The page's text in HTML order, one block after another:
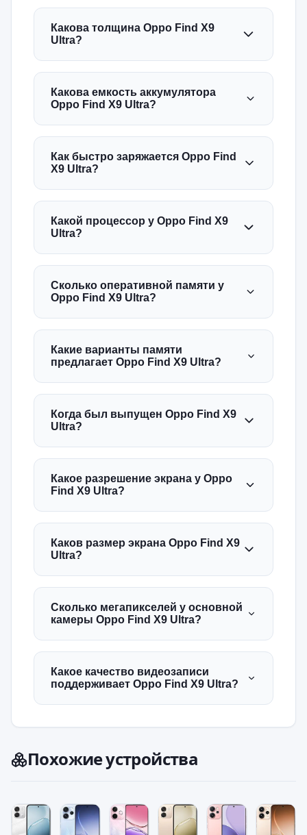
Какова толщина Oppo Find X9
Ultra?
Какова емкость аккумулятора
Oppo Find X9 Ultra?
Как быстро заряжается Oppo Find
X9 Ultra?
Какой процессор у Oppo Find X9
Ultra?
Сколько оперативной памяти у
Oppo Find X9 Ultra?
Какие варианты памяти
предлагает Oppo Find X9 Ultra?
Когда был выпущен Oppo Find X9
Ultra?
Какое разрешение экрана у Oppo
Find X9 Ultra?
Каков размер экрана Oppo Find X9
Ultra?
Сколько мегапикселей у основной
камеры Oppo Find X9 Ultra?
Какое качество видеозаписи
поддерживает Oppo Find X9 Ultra?
Похожие устройства